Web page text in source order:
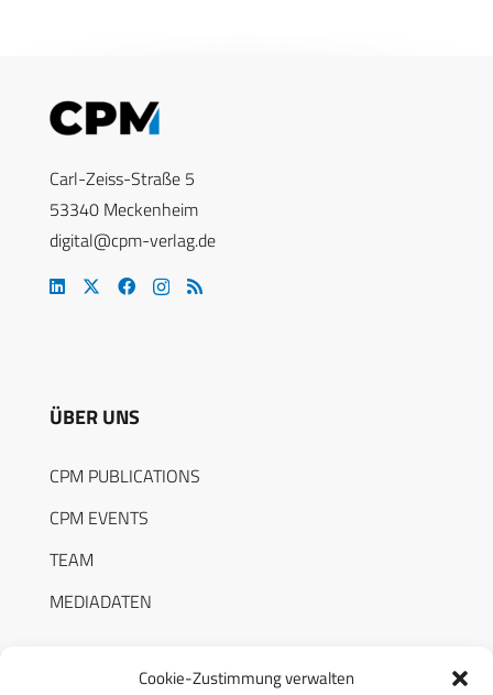
Cookie-Zustimmung verwalten
Carl-Zeiss-Straße 5
53340 Meckenheim
digital@cpm-verlag.de
ÜBER UNS
CPM PUBLICATIONS
CPM EVENTS
TEAM
MEDIADATEN